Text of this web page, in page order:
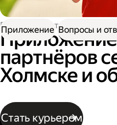
Работа в Доставке
партнёров
Холмске и
Стать курьером
Приложение Вопросы и